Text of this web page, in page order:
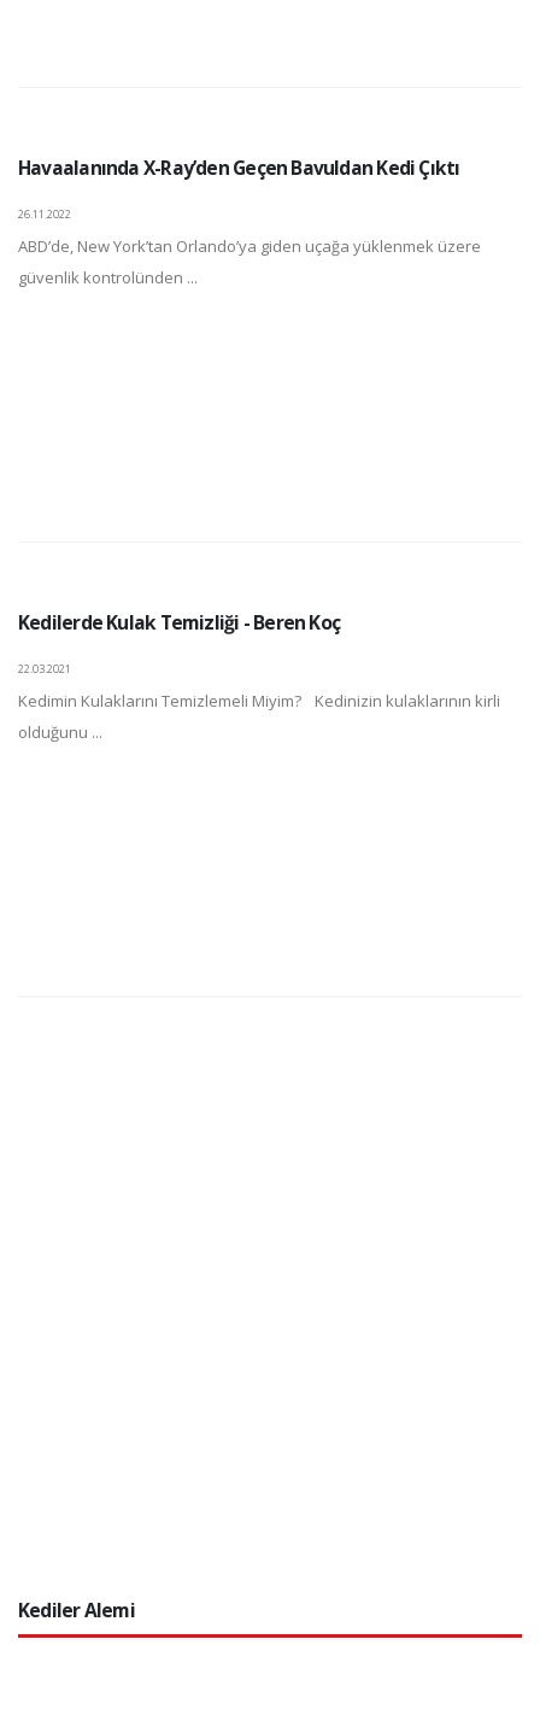
Havaalanında X-Ray’den Geçen Bavuldan Kedi Çıktı
26.11.2022
ABD’de, New York’tan Orlando’ya giden uçağa yüklenmek üzere
güvenlik kontrolünden ...
Kedilerde Kulak Temizliği - Beren Koç
22.03.2021
Kedimin Kulaklarını Temizlemeli Miyim? Kedinizin kulaklarının kirli
olduğunu ...
Kediler Alemi